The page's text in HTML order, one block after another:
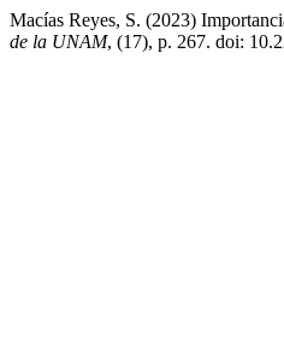
Macías Reyes, S. (2023)
de la UNAM, (17), p. 267. doi: